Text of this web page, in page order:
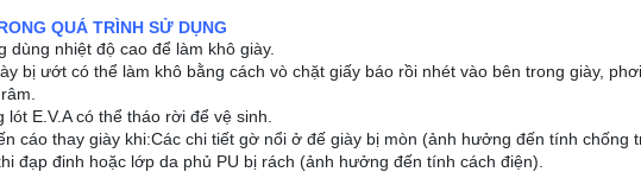
QUÁ TRÌNH SỬ DỤNG
dùng nhiệt độ cao để làm khô giày.
bị ướt có thể làm khô bằng cách vò chặt giấy báo rồi nhét vào bên trong giày,
lót E.V.A có thể tháo rời để vệ sinh.
cáo thay giày khi:Các chi tiết gờ nổi ở đế giày bị mòn (ảnh hưởng đến tính chống
đạp đinh hoặc lớp da phủ PU bị rách (ảnh hưởng đến tính cách điện).